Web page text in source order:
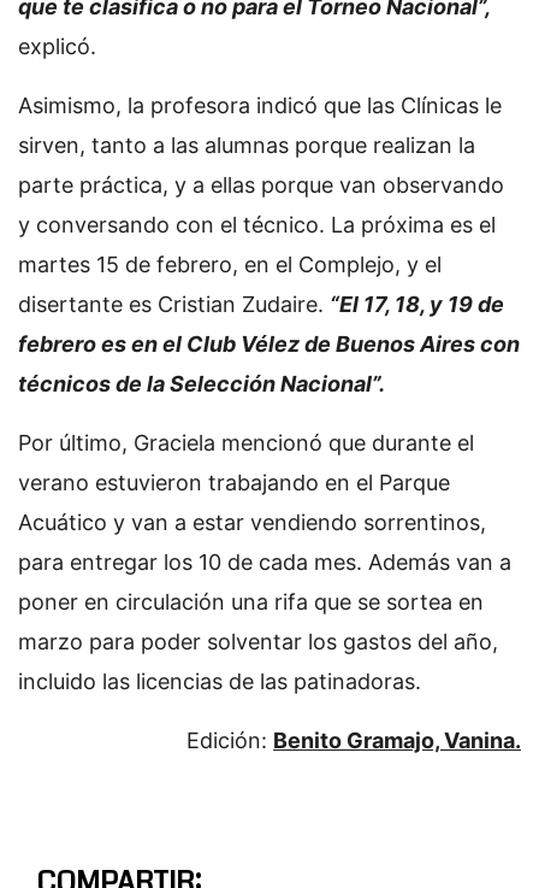
que te clasifica o no para el Torneo Nacional”,
explicó.
Asimismo, la profesora indicó que las Clínicas le
sirven, tanto a las alumnas porque realizan la
parte práctica, y a ellas porque van observando
y conversando con el técnico. La próxima es el
martes 15 de febrero, en el Complejo, y el
disertante es Cristian Zudaire. “El 17, 18, y 19 de
febrero es en el Club Vélez de Buenos Aires con
técnicos de la Selección Nacional”.
Por último, Graciela mencionó que durante el
verano estuvieron trabajando en el Parque
Acuático y van a estar vendiendo sorrentinos,
para entregar los 10 de cada mes. Además van a
poner en circulación una rifa que se sortea en
marzo para poder solventar los gastos del año,
incluido las licencias de las patinadoras.
Edición: Benito Gramajo, Vanina.